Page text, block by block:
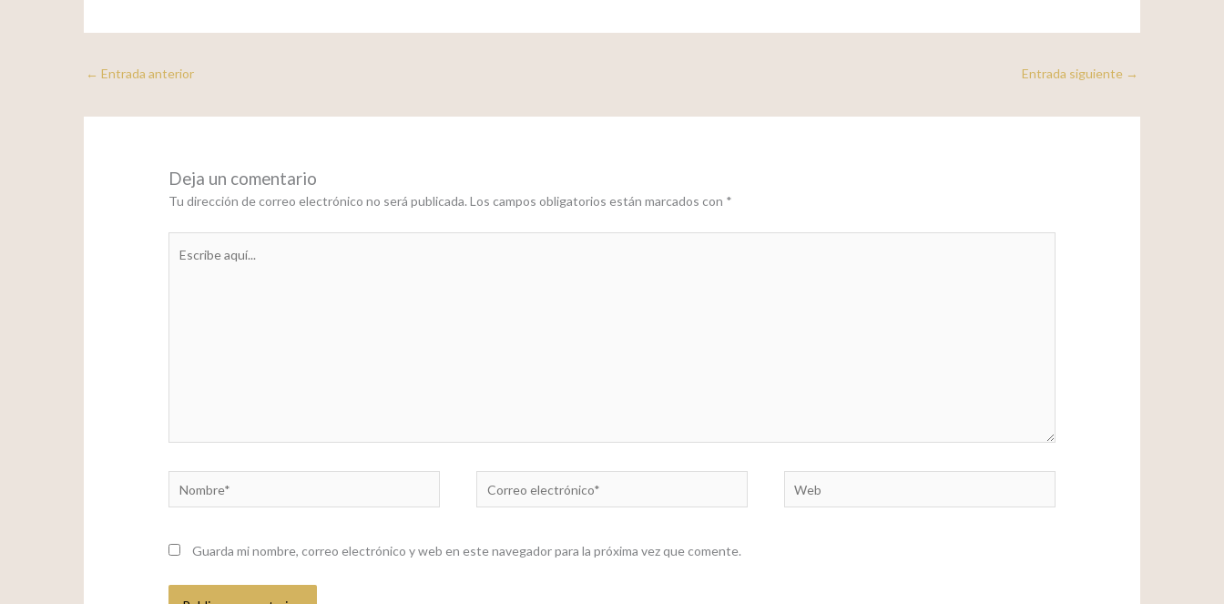
← Entrada anterior Entrada siguiente →
Deja un comentario
Tu dirección de correo electrónico no será publicada. Los campos obligatorios están marcados con *
electrónico*
Guarda mi nombre, correo electrónico y web en este navegador para la próxima vez que comente.